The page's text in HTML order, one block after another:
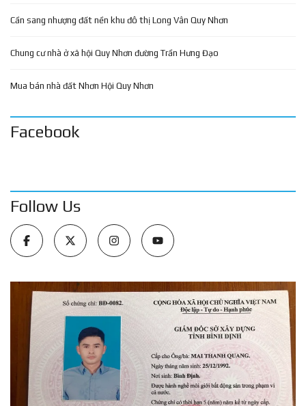
Cần sang nhượng đất nền khu đô thị Long Vân Quy Nhơn
Chung cư nhà ở xã hội Quy Nhơn đường Trần Hưng Đạo
Mua bán nhà đất Nhơn Hội Quy Nhơn
Facebook
Follow Us